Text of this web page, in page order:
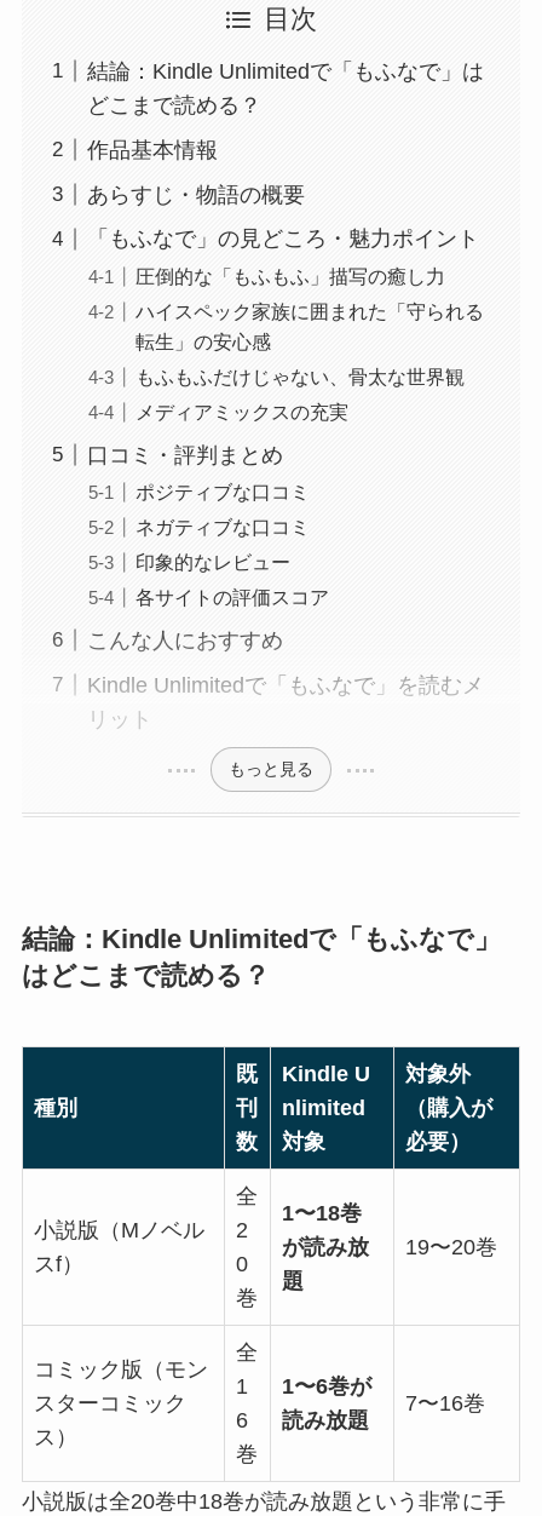
目次
結論：Kindle Unlimitedで「もふなで」は
どこまで読める？
作品基本情報
あらすじ・物語の概要
「もふなで」の見どころ・魅力ポイント
圧倒的な「もふもふ」描写の癒し力
ハイスペック家族に囲まれた「守られる
転生」の安心感
もふもふだけじゃない、骨太な世界観
メディアミックスの充実
口コミ・評判まとめ
ポジティブな口コミ
ネガティブな口コミ
印象的なレビュー
各サイトの評価スコア
こんな人におすすめ
Kindle Unlimitedで「もふなで」を読むメ
リット
もっと見る
結論：Kindle Unlimitedで「もふなで」
はどこまで読める？
種別
既
刊
数
Kindle U
nlimited
対象
対象外
（購入が
必要）
小説版（Mノベル
スf）
全
2
0
巻
1〜18巻
が読み放
題
19〜20巻
コミック版（モン
スターコミック
ス）
全
1
6
巻
1〜6巻が
読み放題
7〜16巻
小説版は全20巻中18巻が読み放題という非常に手